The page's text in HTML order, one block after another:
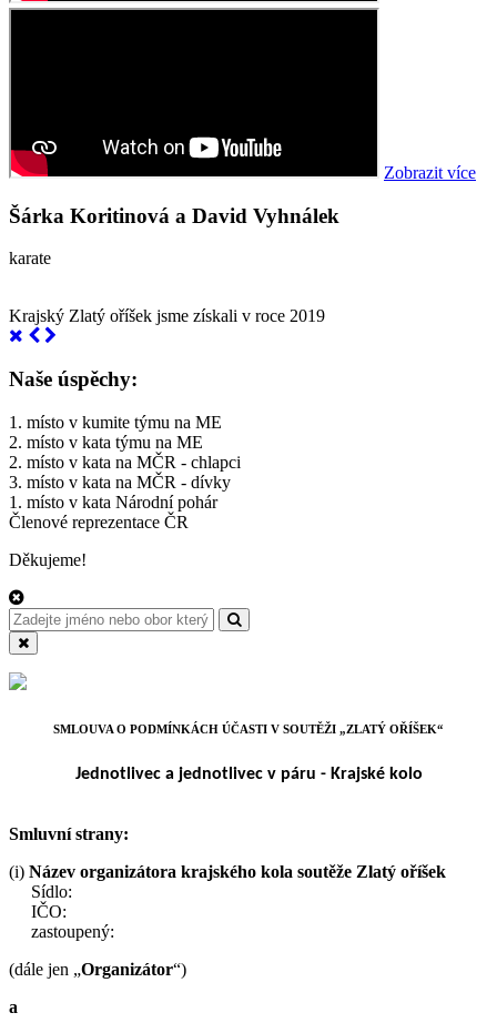
Zobrazit více
Šárka Koritinová a David Vyhnálek
karate
Krajský Zlatý oříšek jsme získali v roce 2019
Naše úspěchy:
1. místo v kumite týmu na ME
2. místo v kata týmu na ME
2. místo v kata na MČR - chlapci
3. místo v kata na MČR - dívky
1. místo v kata Národní pohár
Členové reprezentace ČR
Děkujeme!
SMLOUVA O PODMÍNKÁCH ÚČASTI V SOUTĚŽI „ZLATÝ OŘÍŠEK“
Jednotlivec a jednotlivec v páru - Krajské kolo
Smluvní strany:
(i) Název organizátora krajského kola soutěže Zlatý oříšek
Sídlo:
IČO:
zastoupený:
(dále jen „Organizátor“)
a